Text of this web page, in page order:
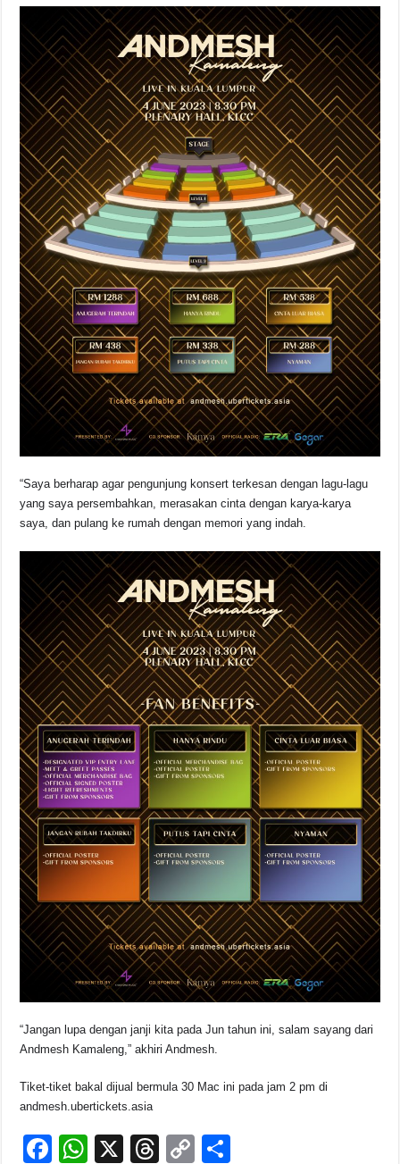
“Saya berharap agar pengunjung konsert terkesan dengan lagu-lagu
yang saya persembahkan, merasakan cinta dengan karya-karya
saya, dan pulang ke rumah dengan memori yang indah.
“Jangan lupa dengan janji kita pada Jun tahun ini, salam sayang dari
Andmesh Kamaleng,” akhiri Andmesh.
Tiket-tiket bakal dijual bermula 30 Mac ini pada jam 2 pm di
andmesh.ubertickets.asia
F
W
X
T
C